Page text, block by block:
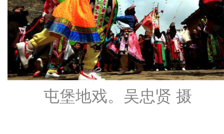
屯堡地戏。吴忠贤 摄